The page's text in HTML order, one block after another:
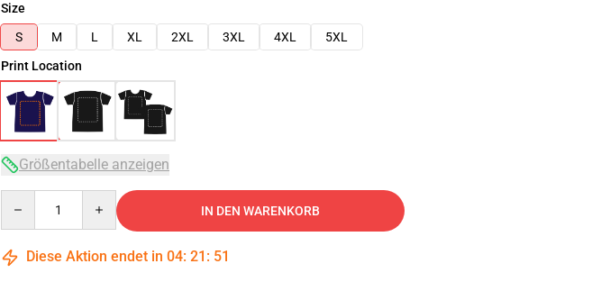
Size
S
M L XL 2XL 3XL 4XL
5XL
Print Location
Größentabelle anzeigen
IN DEN WARENKORB
Diese Aktion endet in 04: 21 : 50